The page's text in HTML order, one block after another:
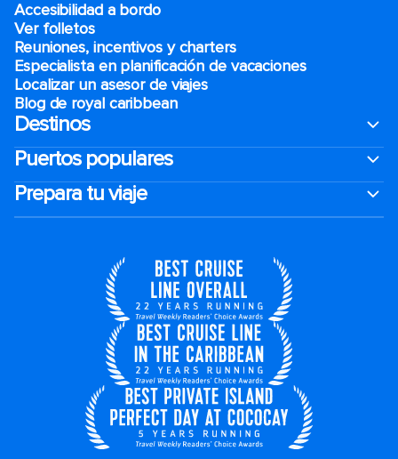
Accesibilidad a bordo
Ver folletos
Reuniones, incentivos y charters​
Especialista en planificación de vacaciones
Localizar un asesor de viajes
Blog de royal caribbean
Destinos
Puertos populares
Prepara tu viaje